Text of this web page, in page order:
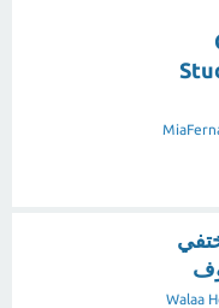
Walaa